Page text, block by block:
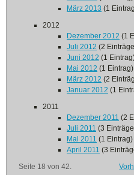
März 2013 (1
2012
Dezember 2012 (1
Juli 2012 (2
Juni 2012 (1
Mai 2012 (1 Eintrag)
März 2012 (2
Januar 2012 (1
2011
Dezember 2011 (2
Juli 2011 (3
Mai 2011 (1 Eintrag)
April 2011 (3
Seite 18 von 42.